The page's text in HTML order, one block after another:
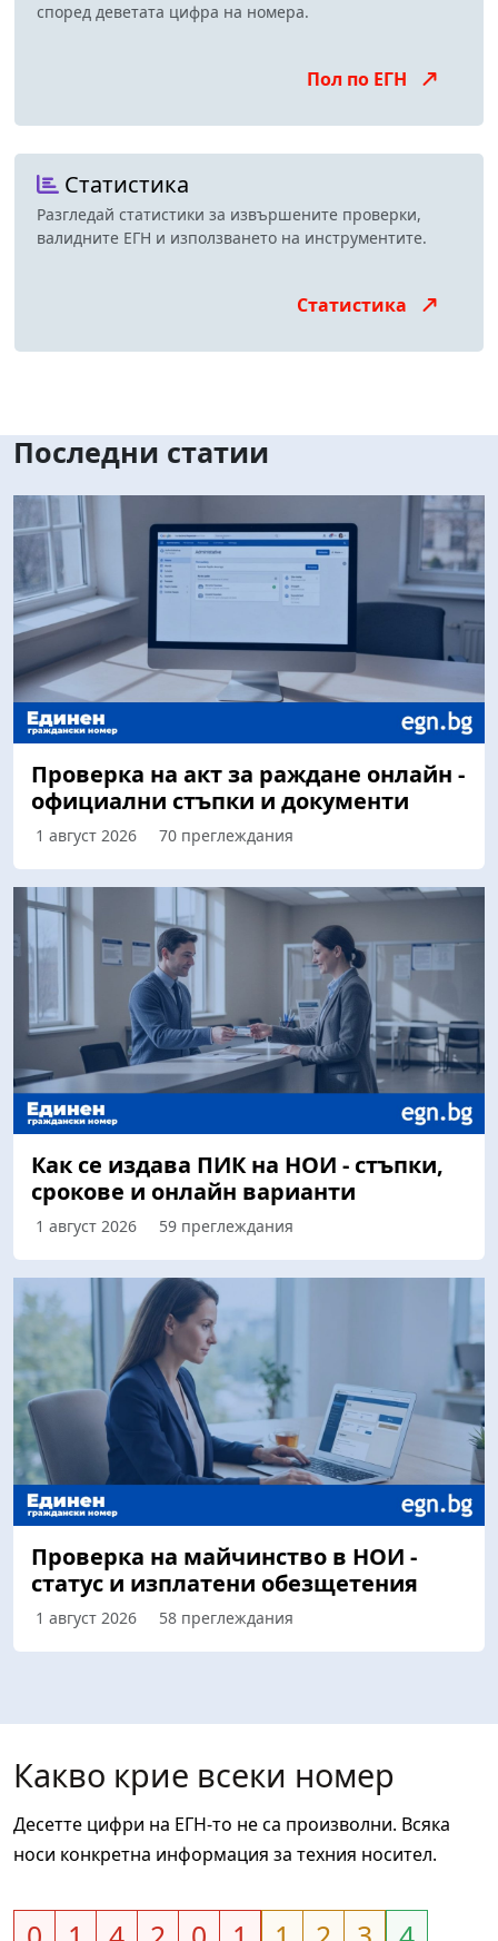
според деветата цифра на номера.
Пол по ЕГН
Статистика
Разгледай статистики за извършените проверки,
валидните ЕГН и използването на инструментите.
Статистика
Последни статии
Проверка на акт за раждане онлайн -
официални стъпки и документи
1 август 2026 70 преглеждания
Как се издава ПИК на НОИ - стъпки,
срокове и онлайн варианти
1 август 2026 59 преглеждания
Проверка на майчинство в НОИ -
статус и изплатени обезщетения
1 август 2026 58 преглеждания
Какво крие всеки номер
Десетте цифри на ЕГН-то не са произволни. Всяка
носи конкретна информация за техния носител.